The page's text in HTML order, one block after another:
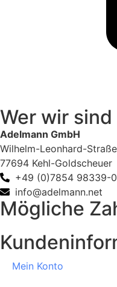
Wer wir sind
Adelmann GmbH
Wilhelm-Leonhard-
77694 Kehl-Goldscheuer
+49 (0)7854 98339-0
info@adelmann.net
Mögliche
Mein Konto